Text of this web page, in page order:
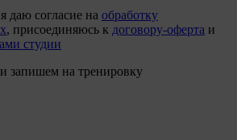
даю согласие на обработку
, присоединяюсь к договору-оферта и
студии
запишем на тренировку